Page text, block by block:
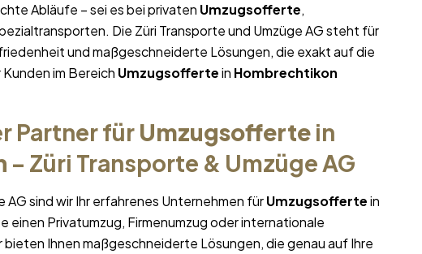
Abläufe – sei es bei privaten Umzugsofferte,
Die Züri Transporte und Umzüge AG steht für
und maßgeschneiderte Lösungen, die exakt auf die
im Bereich Umzugsoffertein Hombrechtikon
Partner fürUmzugsofferte in
– Züri Transporte & Umzüge AG
AG sind wir Ihr erfahrenes Unternehmen fürUmzugsoffertein
einen Privatumzug, Firmenumzug oder internationale
bieten Ihnen maßgeschneiderte Lösungen, die genau auf Ihre